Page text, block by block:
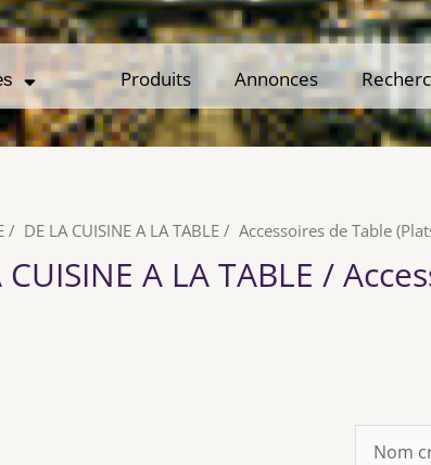
Produits Annonces
Produits Annonces
/ DE LA CUISINE A LA TABLE / Accessoires de Table
CUISINE A LA TABLE /